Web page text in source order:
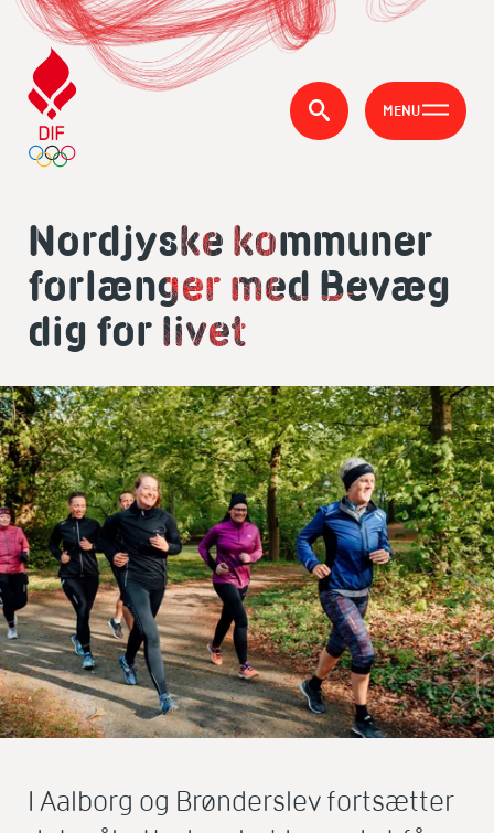
MENU
Nordjyske kommuner
forlænger med Bevæg
dig for livet
I Aalborg og Brønderslev fortsætter